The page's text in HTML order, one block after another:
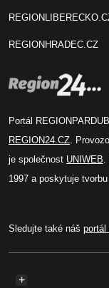
REGIONHRADEC.CZ
Portál
REGION24.CZ .
je společnost UNIWEB
1997 a poskytuje
Sledujte také náš portál
+